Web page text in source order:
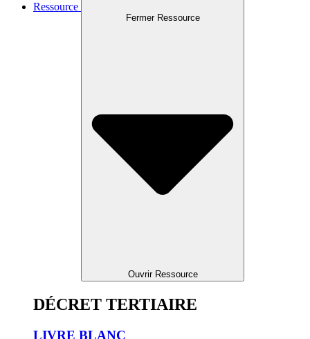
Ressource
Fermer Ressource
Ouvrir Ressource
DÉCRET TERTIAIRE
LIVRE BLANC